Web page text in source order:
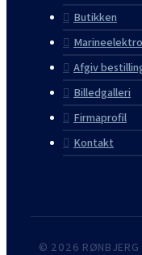
Butikken
Afgiv
Billedgalleri
Firmaprofil
Kontakt
© 2026 RØNBJERG